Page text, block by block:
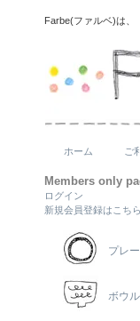
Farbe(ファルベ)は、
ホーム ご
Members only
ログイン
新規会員登録はこちら
プレ
ボウ